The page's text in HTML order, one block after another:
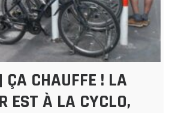
CHAUFFE ! LA
EST À LA CYCLO,